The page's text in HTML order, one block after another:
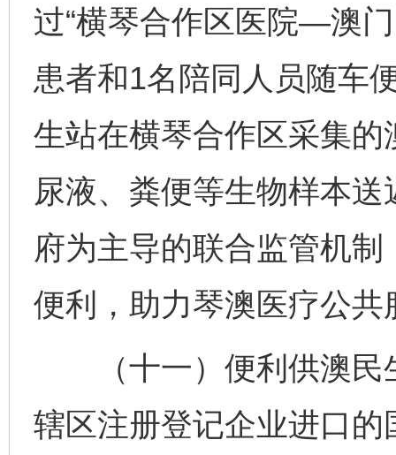
过“横琴合作区医院—澳
患者和1名陪同人员随车
生站在横琴合作区采集
尿液、粪便等生物样本
府为主导的联合监管机
便利，助力琴澳医疗公共
（十一）便利供澳民
辖区注册登记企业进口